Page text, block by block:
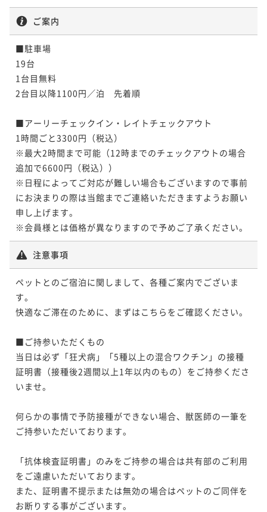
ご案内
■駐車場
19台
1台目無料
2台目以降1100円／泊　先着順
■アーリーチェックイン・レイトチェックアウト
1時間ごと3300円（税込）
※最大2時間まで可能（12時までのチェックアウトの場合
追加で6600円（税込））
※日程によってご対応が難しい場合もございますので事前
にお決まりの際は当館までご連絡いただきますようお願い
申し上げます。
※会員様とは価格が異なりますので予めご了承ください。
注意事項
ペットとのご宿泊に関しまして、各種ご案内でございま
す。
快適なご滞在のために、まずはこちらをご確認ください。
■ご持参いただくもの
当日は必ず「狂犬病」「5種以上の混合ワクチン」の接種
証明書（接種後2週間以上1年以内のもの）をご持参くださ
いませ。
何らかの事情で予防接種ができない場合、獣医師の一筆を
ご持参いただいております。
「抗体検査証明書」のみをご持参の場合は共有部のご利用
をご遠慮いただいております。
また、証明書不提示または無効の場合はペットのご同伴を
お断りする事がございます。